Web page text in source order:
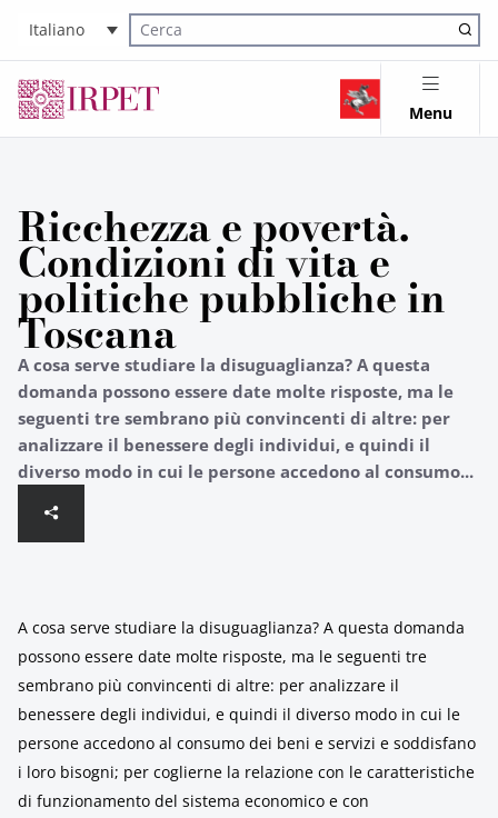
Italiano
Cerca nel sito
Menu
Ricchezza e povertà.
Condizioni di vita e
politiche pubbliche in
Toscana
A cosa serve studiare la disuguaglianza? A questa
domanda possono essere date molte risposte, ma le
seguenti tre sembrano più convincenti di altre: per
analizzare il benessere degli individui, e quindi il
diverso modo in cui le persone accedono al consumo...
A cosa serve studiare la disuguaglianza? A questa domanda
possono essere date molte risposte, ma le seguenti tre
sembrano più convincenti di altre: per analizzare il
benessere degli individui, e quindi il diverso modo in cui le
persone accedono al consumo dei beni e servizi e soddisfano
i loro bisogni; per coglierne la relazione con le caratteristiche
di funzionamento del sistema economico e con